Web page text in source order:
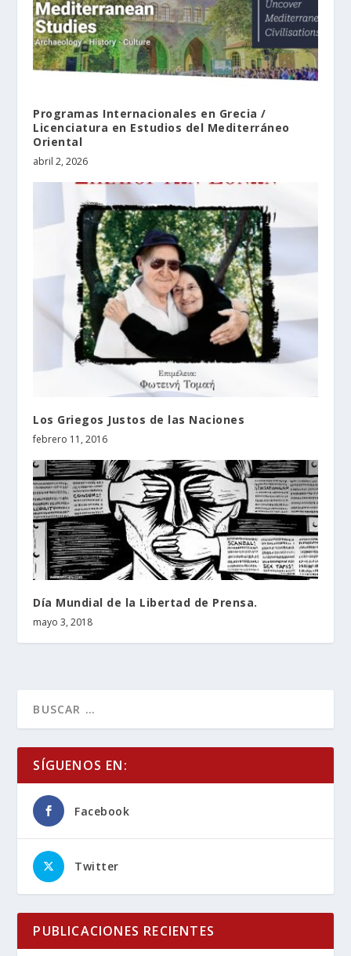
Programas Internacionales en Grecia /
Licenciatura en Estudios del Mediterráneo
Oriental
abril 2, 2026
Los Griegos Justos de las Naciones
febrero 11, 2016
Día Mundial de la Libertad de Prensa.
mayo 3, 2018
SÍGUENOS EN:
Facebook
Twitter
PUBLICACIONES RECIENTES